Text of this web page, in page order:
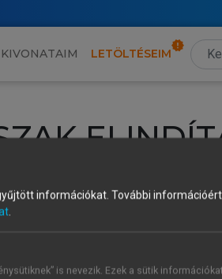
KIVONATAIM LETÖLTÉSEIM
fiókoddal, iskolai azonosítóddal vagy
díjmentes hozzáférésrevagy
vagy hozz
információkat. További
.
is nevezik. Ezek a sütik